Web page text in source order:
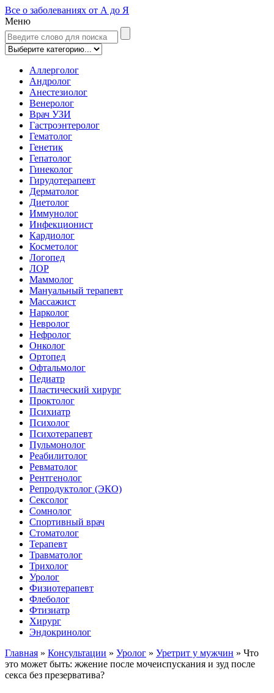
Все о заболеваниях от А до Я
Меню
Аллерголог
Андролог
Анестезиолог
Венеролог
Врач УЗИ
Гастроэнтеролог
Гематолог
Генетик
Гепатолог
Гинеколог
Гирудотерапевт
Дерматолог
Диетолог
Иммунолог
Инфекционист
Кардиолог
Косметолог
Логопед
ЛОР
Маммолог
Мануальный терапевт
Массажист
Нарколог
Невролог
Нефролог
Онколог
Ортопед
Офтальмолог
Педиатр
Пластический хирург
Проктолог
Психиатр
Психолог
Психотерапевт
Пульмонолог
Реабилитолог
Ревматолог
Рентгенолог
Репродуктолог (ЭКО)
Сексолог
Сомнолог
Спортивный врач
Стоматолог
Терапевт
Травматолог
Трихолог
Уролог
Физиотерапевт
Флеболог
Фтизиатр
Хирург
Эндокринолог
Главная » Консультации » Уролог » Уретрит у мужчин » Что
это может быть: жжение после мочеиспускания и зуд после
секса без презерватива?